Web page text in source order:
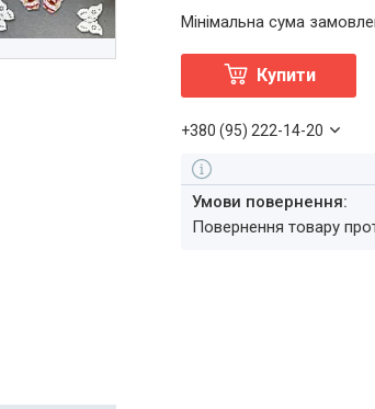
Мінімальна сума
Купити
+380 (95) 222-14-20
повернення товару